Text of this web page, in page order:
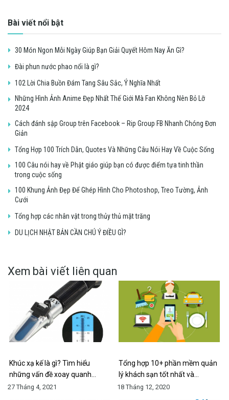
Bài viết nổi bật
30 Món Ngon Mỗi Ngày Giúp Bạn Giải Quyết Hôm Nay Ăn Gì?
Đài phun nước phao nổi là gì?
102 Lời Chia Buồn Đám Tang Sâu Sắc, Ý Nghĩa Nhất
Những Hình Ảnh Anime Đẹp Nhất Thế Giới Mà Fan Không Nên Bỏ Lỡ
2024
Cách đánh sập Group trên Facebook – Rip Group FB Nhanh Chóng Đơn
Giản
Tổng Hợp 100 Trích Dẫn, Quotes Và Những Câu Nói Hay Về Cuộc Sống
100 Câu nói hay về Phật giáo giúp bạn có được điểm tựa tinh thần
trong cuộc sống
100 Khung Ảnh Đẹp Để Ghép Hình Cho Photoshop, Treo Tường, Ảnh
Cưới
Tổng hợp các nhân vật trong thủy thủ mặt trăng
DU LỊCH NHẬT BẢN CẦN CHÚ Ý ĐIỀU GÌ?
Xem bài viết liên quan
Khúc xạ kế là gì? Tìm hiểu
những vấn đề xoay quanh…
27 Tháng 4, 2021
Tổng hợp 10+ phần mềm quản
lý khách sạn tốt nhất và…
18 Tháng 12, 2020